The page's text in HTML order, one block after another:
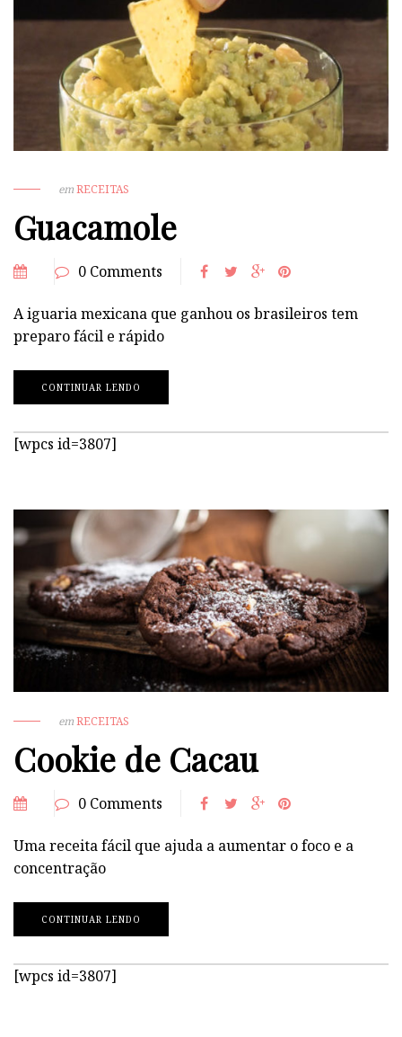
emRECEITAS
Guacamole
0 Comments
A iguaria mexicana que ganhou os brasileiros tem
preparo fácil e rápido
CONTINUAR LENDO
[wpcs id=3807]
emRECEITAS
Cookie de Cacau
0 Comments
Uma receita fácil que ajuda a aumentar o foco e a
concentração
CONTINUAR LENDO
[wpcs id=3807]